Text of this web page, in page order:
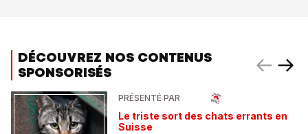
DÉCOUVREZ NOS CONTENUS
SPONSORISÉS
PRÉSENTÉ PAR
Le triste sort des chats errants en
Suisse